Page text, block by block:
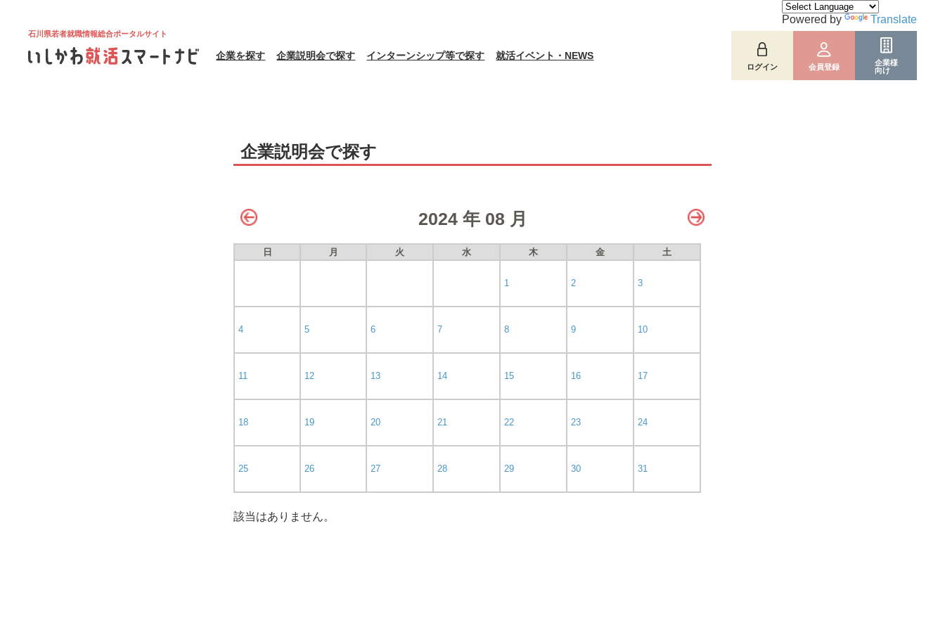
石川県若者就職情報総合ポータルサイト
企業を探す 企業説明会で探す インターンシップ等で探す 就活イベント・NEWS
ログイン 会員登録
企業様
向け
Powered by Translate
企業説明会で探す
2024 年 08 月
日 月 火 水 木 金 土
1 2 3
4 5 6 7 8 9 10
11 12 13 14 15 16 17
18 19 20 21 22 23 24
25 26 27 28 29 30 31
該当はありません。